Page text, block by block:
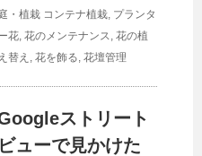
・植栽 コンテナ植栽, プランタ
花, 花のメンテナンス, 花の植
え替え , 花を飾る, 花壇管理
ストリート
ビューで見かけた